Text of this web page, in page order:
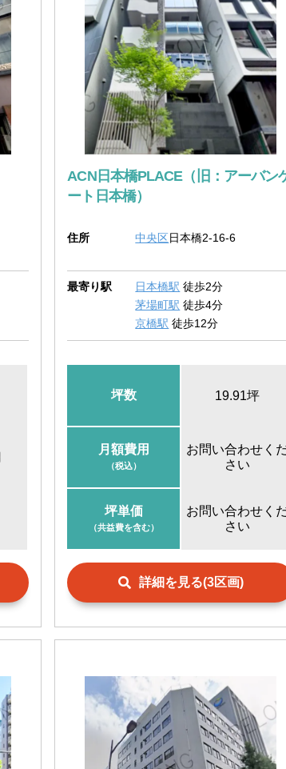
ACN日本橋PLACE（旧：アーバン
ート日本橋）
住所 中央区日本橋2-16-6
最寄り駅 日本橋駅 徒歩2分
茅場町駅 徒歩4分
京橋駅 徒歩12分
八丁堀駅徒歩10分
坪数 19.91坪
月額費用
（税込）
お問い合わせく
さい
坪単価
（共益費を含む）
お問い合わせく
さい
詳細を見る(3区画)